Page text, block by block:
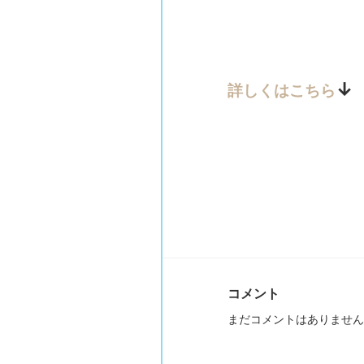
詳しくはこちら ↓
コメント
まだコメントはありませ